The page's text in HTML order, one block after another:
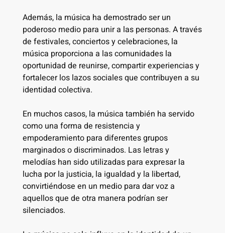
Además, la música ha demostrado ser un
poderoso medio para unir a las personas. A través
de festivales, conciertos y celebraciones, la
música proporciona a las comunidades la
oportunidad de reunirse, compartir experiencias y
fortalecer los lazos sociales que contribuyen a su
identidad colectiva.
En muchos casos, la música también ha servido
como una forma de resistencia y
empoderamiento para diferentes grupos
marginados o discriminados. Las letras y
melodías han sido utilizadas para expresar la
lucha por la justicia, la igualdad y la libertad,
convirtiéndose en un medio para dar voz a
aquellos que de otra manera podrían ser
silenciados.